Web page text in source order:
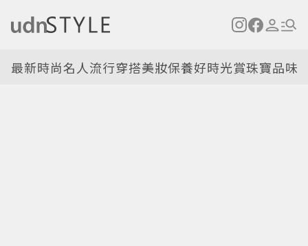
最新時尚名人流行穿搭美妝保養好時光賞珠寶品味